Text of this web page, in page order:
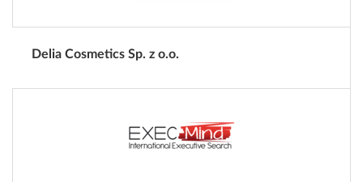
Delia Cosmetics Sp. z o.o.